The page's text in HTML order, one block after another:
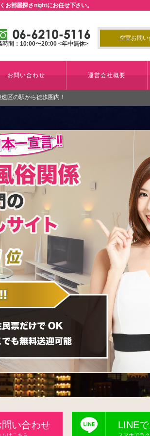
お部屋探さnightにお任せ下さい。
時間：10:00〜20:00 <年中無休>
空室お問
お問い合わせ 運営会社概要
区の駅から徒歩圏内！
い合わせ LINE